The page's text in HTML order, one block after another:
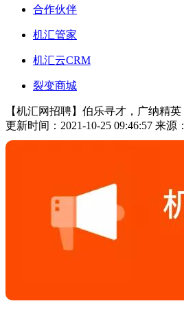
合作伙伴
机汇管家
机汇云CRM
裂变商城
【机汇网招聘】伯乐寻才，广纳精英
更新时间：2021-10-25 09:46:57 来源：